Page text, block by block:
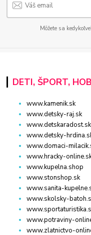
Môžete sa
DETI, ŠPORT,
www.kamenik.sk
www.detsky-raj.sk
www.detskaradost.sk
www.detsky-
www.domaci-
www.hracky-
www.kupelna.shop
www.stonshop.sk
www.sanita-
www.skolsky-
www.potraviny-
www.zlatnictvo-